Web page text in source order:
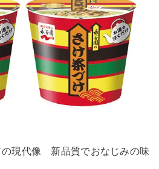
の現代像 新品質でおなじみの味